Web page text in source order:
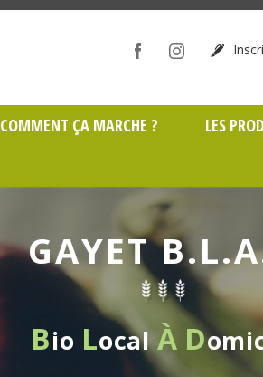
COMMENT ÇA MARCHE ? LES
GAYET
Bio LocalÀ D